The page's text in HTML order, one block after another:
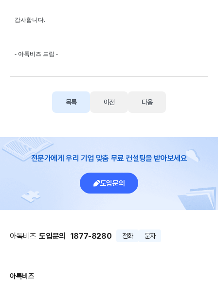
감사합니다.
- 아톡비즈 드림 -
목록 이전 다음
전문가에게 우리 기업 맞춤 무료 컨설팅을 받아보세요
도입문의
아톡비즈 도입문의 1877-8280 전화 문자
아톡비즈